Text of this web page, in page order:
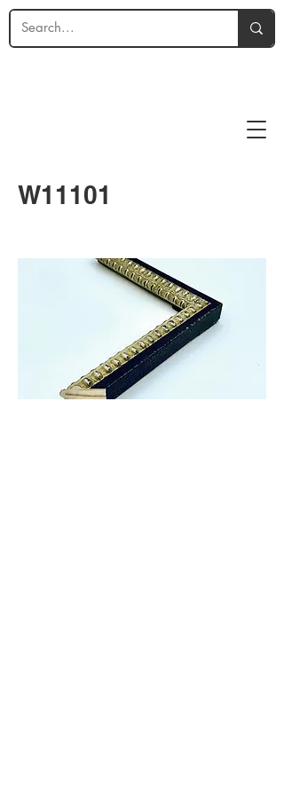
W11101